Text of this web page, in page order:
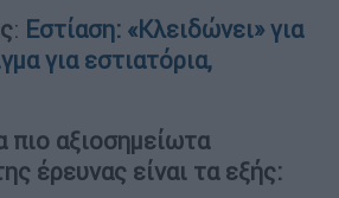
: Εστίαση: «Κλειδώνει» για
για εστιατόρια,
πιο αξιοσημείωτα
έρευνας είναι τα εξής: